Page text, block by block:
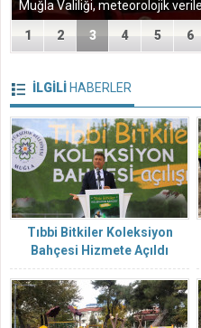
1 2 3 4 5 6
İLGİLİ HABERLER
Tıbbi Bitkiler Koleksiyon
Bahçesi Hizmete Açıldı